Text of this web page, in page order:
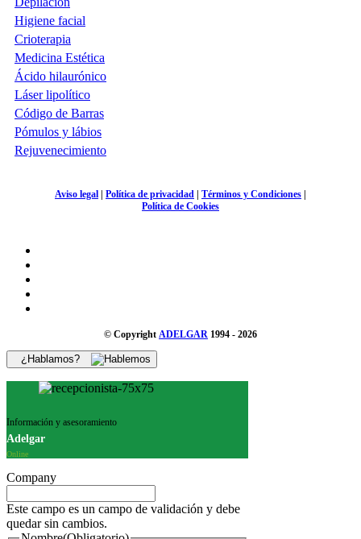
Higiene facial
Crioterapia
Medicina Estética
Ácido hilaurónico
Láser lipolítico
Código de Barras
Pómulos y lábios
Rejuvenecimiento
Aviso legal | Política de privacidad | Términos y Condiciones |
Política de Cookies
© Copyright ADELGAR 1994 - 2026
¿Hablamos?
Información y asesoramiento
Adelgar
Online
Company
Este campo es un campo de validación y debe
quedar sin cambios.